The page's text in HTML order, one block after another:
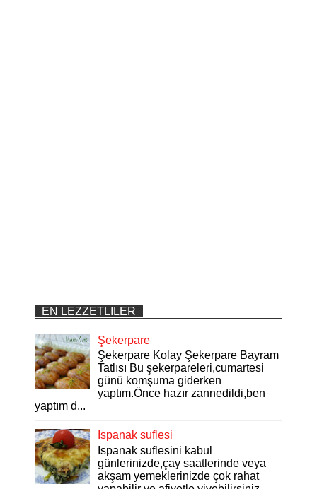
EN LEZZETLILER
Şekerpare
Şekerpare Kolay Şekerpare Bayram
Tatlısı Bu şekerpareleri,cumartesi
günü komşuma giderken
yaptım.Önce hazır zannedildi,ben
yaptım d...
Ispanak suflesi
Ispanak suflesini kabul
günlerinizde,çay saatlerinde veya
akşam yemeklerinizde çok rahat